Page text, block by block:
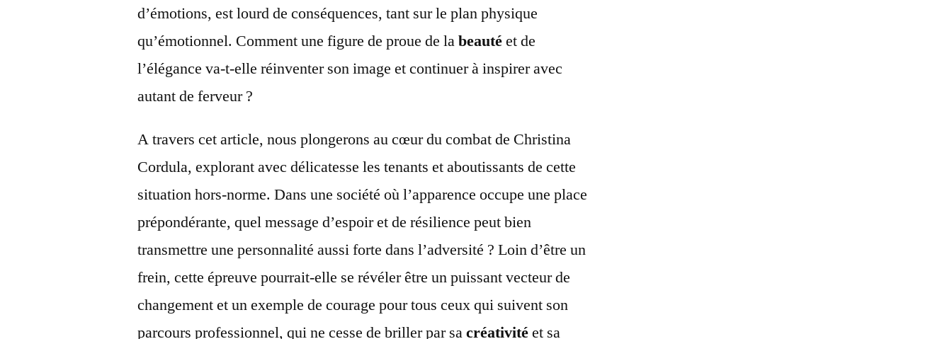
d’émotions, est lourd de conséquences, tant sur le plan physique
qu’émotionnel. Comment une figure de proue de labeautéet de
l’élégance va-t-elle réinventer son image et continuer à inspirer avec
autant de ferveur ?
A travers cet article, nous plongerons au cœur du combat de Christina
Cordula, explorant avec délicatesse les tenants et aboutissants de cette
situation hors-norme. Dans une société où l’apparence occupe une place
prépondérante, quel message d’espoir et de résilience peut bien
transmettre une personnalité aussi forte dans l’adversité ? Loin d’être un
frein, cette épreuve pourrait-elle se révéler être un puissant vecteur de
changement et un exemple de courage pour tous ceux qui suivent son
parcours professionnel, qui ne cesse de briller par sacréativitéet sa